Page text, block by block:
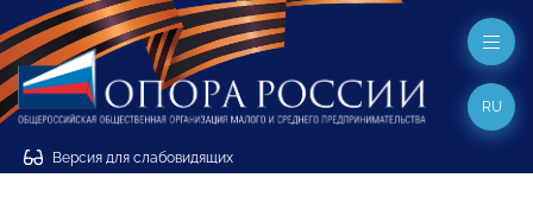
Версия для слабовидящих
RU